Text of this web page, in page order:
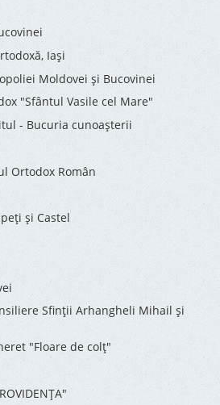
Iaşi
Moldovei și Bucovinei
"Sfântul Vasile cel Mare"
- Bucuria cunoaşterii
Ortodox Român
şi Castel
Sfinții Arhangheli Mihail și
"Floare de colţ"